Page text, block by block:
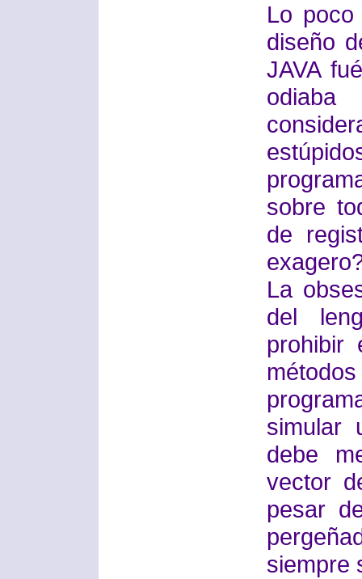
Lo
diseño
JAVA
sobre
de
La
del
prohibir
simular
debe
vector
pesar
siempre